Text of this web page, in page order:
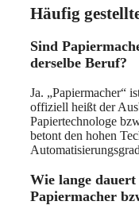
Häufig
Sind
derselbe Beruf?
Ja. „Papiermacher“
offiziell heißt der
Papiertechnologe
betont den hohen
Wie lange
Papiermacher